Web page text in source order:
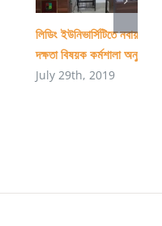
লিডিং ইউনিভার্সিটিতে
দক্ষতা বিষয়ক কর্মশালা অনুষ্ঠিত
July 29th, 2019